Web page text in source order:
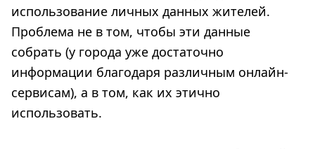
использование личных данных жителей.
Проблема не в том, чтобы эти данные
собрать (у города уже достаточно
информации благодаря различным онлайн-
сервисам), а в том, как их этично
использовать.